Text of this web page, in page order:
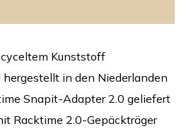
Kunststoff
in den Niederlanden
Snapit-Adapter 2.0 geliefert
Racktime 2.0-Gepäckträger